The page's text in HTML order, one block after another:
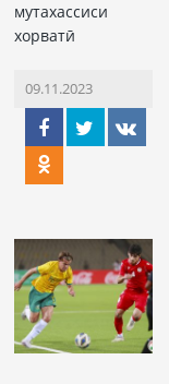
мутахассиси
хорватӣ
09.11.2023